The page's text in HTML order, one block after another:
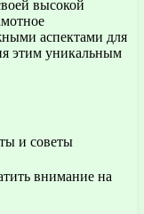
высокой
аспектами для
этим уникальным
внимание на